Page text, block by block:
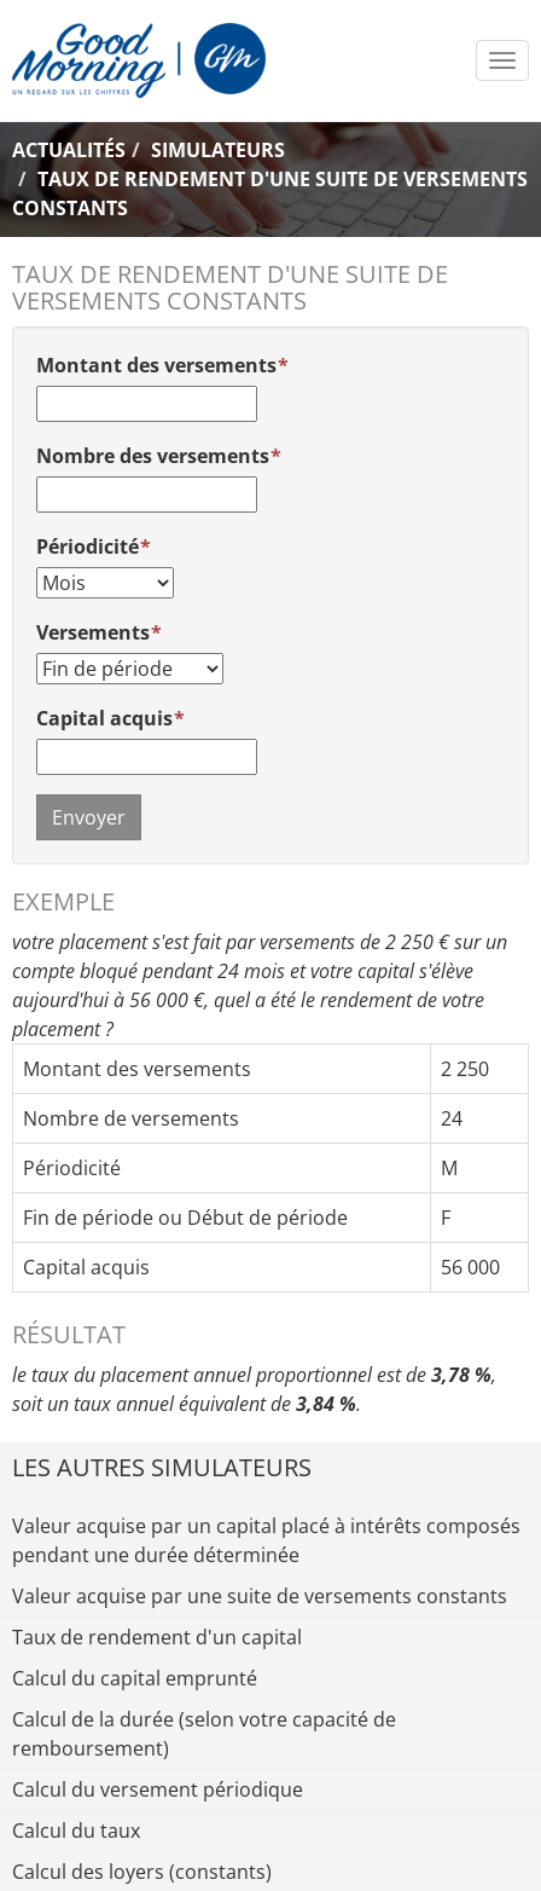
ACTUALITÉS
SIMULATEURS
TAUX DE RENDEMENT D'UNE SUITE DE VERSEMENTS
CONSTANTS
TAUX DE RENDEMENT D'UNE SUITE DE
VERSEMENTS CONSTANTS
Montant des versements
Nombre des versements
Périodicité
Versements
Capital acquis
Envoyer
EXEMPLE
votre placement s'est fait par versements de 2 250 € sur un
compte bloqué pendant 24 mois et votre capital s'élève
aujourd'hui à 56 000 €, quel a été le rendement de votre
placement ?
Montant des versements
2 250
Nombre de versements
24
Périodicité
M
Fin de période ou Début de période
F
Capital acquis
56 000
RÉSULTAT
le taux du placement annuel proportionnel est de3,78 %,
soit un taux annuel équivalent de3,84 %.
LES AUTRES SIMULATEURS
Valeur acquise par un capital placé à intérêts composés
pendant une durée déterminée
Valeur acquise par une suite de versements constants
Taux de rendement d'un capital
Calcul du capital emprunté
Calcul de la durée (selon votre capacité de
remboursement)
Calcul du versement périodique
Calcul du taux
Calcul des loyers (constants)